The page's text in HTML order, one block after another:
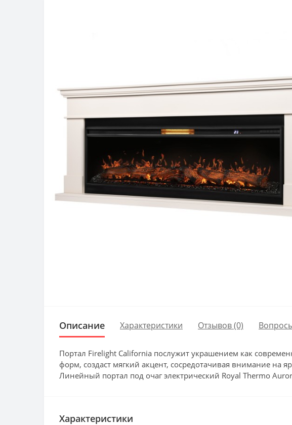
Описание Характеристики Отзывов (0)
Портал Firelight California послужит украшением как
форм, создаст мягкий акцент, сосредотачивая внимание на
Линейный портал под очаг электрический Royal Thermo
Характеристики